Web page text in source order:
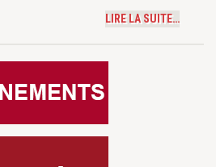
LIRE LA SUITE…